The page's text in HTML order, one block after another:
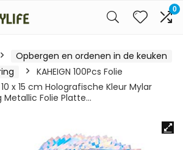
0
Opbergen en ordenen in de keuken
KAHEIGN 100Pcs Folie
x 15 cm Holografische Kleur Mylar
Metallic Folie Platte…